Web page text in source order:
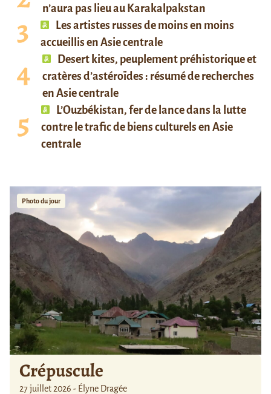
n’aura pas lieu au Karakalpakstan
Les artistes russes de moins en moins
accueillis en Asie centrale
Desert kites, peuplement préhistorique et
cratères d’astéroïdes : résumé de recherches
en Asie centrale
L’Ouzbékistan, fer de lance dans la lutte
contre le trafic de biens culturels en Asie
centrale
Photo du jour
Crépuscule
27 juillet 2026 - Élyne Dragée